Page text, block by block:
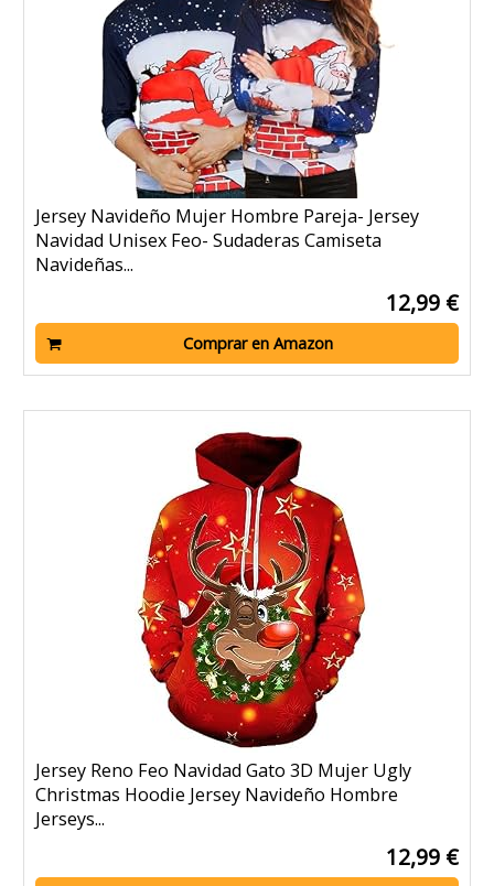
Jersey Navideño Mujer Hombre Pareja- Jersey
Navidad Unisex Feo- Sudaderas Camiseta
Navideñas...
12,99 €
Comprar en Amazon
Jersey Reno Feo Navidad Gato 3D Mujer Ugly
Christmas Hoodie Jersey Navideño Hombre
Jerseys...
12,99 €